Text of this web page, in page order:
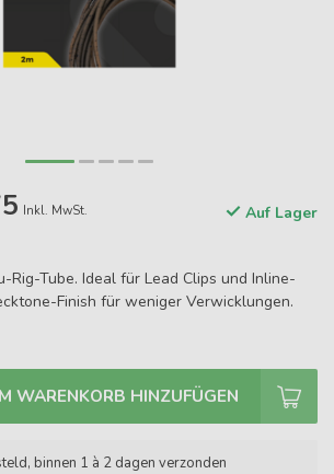
Inkl. MwSt.
Auf Lager
Rig-Tube. Ideal für Lead Clips und Inline-
Finish für weniger Verwicklungen.
WARENKORB HINZUFÜGEN
binnen 1 à 2 dagen verzonden